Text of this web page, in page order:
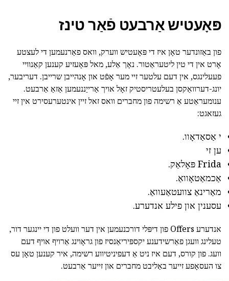
פּאָעטיש אַרבעט פֿאַר טינז
פון באַזונדער טאָן איז די פּאָעטיש ווערק, וואס פאַרנעמען די לעצטע
אָרט אין די טין ליטעראַטור. נאָך אַלע, מאל פּאָעזיע קענען קאַנוויי
פעעלינגס, אין דעם עלטער זיי מער אָפֿט און אָנהייבן שרייבן. דעריבער,
יונג-דערוואַקסן בעלעטריסטיק זאָל אויך אַרייַננעמען אַזאַ אַרבעט.
ענומעראַטע אַ רשימה פון מחברים וואס זאל זיין אינטערעסירט אין זיי
געזאגט:
י אַסאַדאָוו.
ען זי
Frida פּאָלאַק.
אַכמאַטאָוואַ.
מאַרינאַ צוועטאַעוואַ.
עסענין און פילע אנדערע.
אנדערע Offers פון דיפּלי דורכנעמען אין דער וועלט פון די יינגער דור,
טעלינג וועגן פאַרשידענע יקספּיריאַנסיז פון גראָוינג אַרויף אויף דעם
וועג. פון קורס, דעם איז ניט אַ דעפיניטיווע רשימה, איר קענען טאָן עס
צו העסאָפע זייער באַליבט מחברים און זייער אַרבעט.